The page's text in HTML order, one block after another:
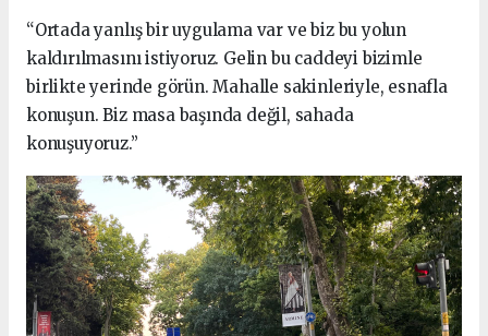
“Ortada yanlış bir uygulama var ve biz bu yolun
kaldırılmasını istiyoruz. Gelin bu caddeyi bizimle
birlikte yerinde görün. Mahalle sakinleriyle, esnafla
konuşun. Biz masa başında değil, sahada
konuşuyoruz.”